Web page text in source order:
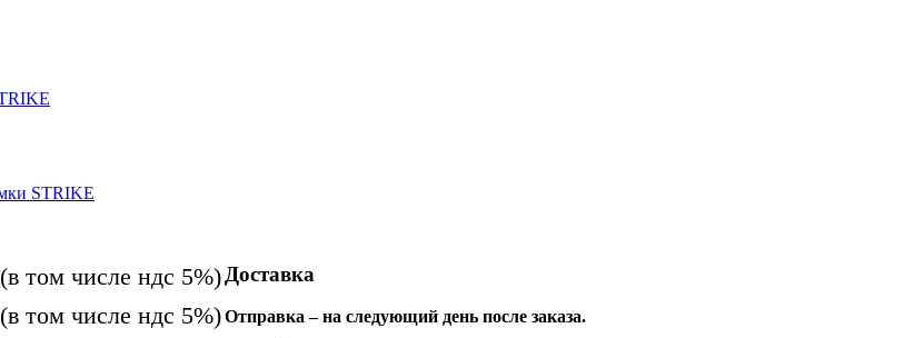
(в том числе ндс 5%)
(в том числе ндс 5%)
Доставка
Отправка – на следующий день после заказа.